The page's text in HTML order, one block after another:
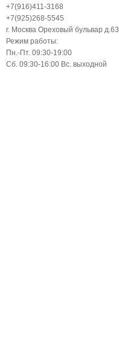
+7(916)411-3168
+7(925)268-5545
г. Москва Ореховый бульвар д.63
Режим работы:
Пн.-Пт. 09:30-19:00
Сб. 09:30-16:00 Вс. выходной